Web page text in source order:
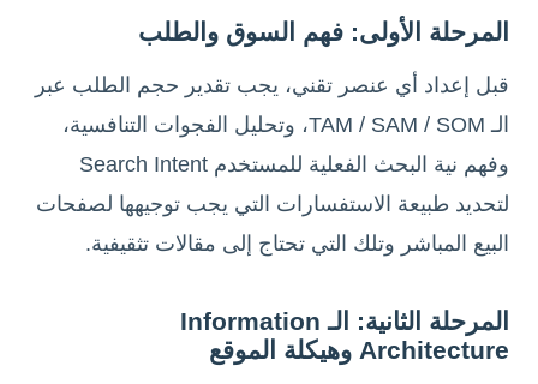
المرحلة الأولى: فهم السوق والطلب
قبل إعداد أي عنصر تقني، يجب تقدير حجم الطلب عبر
الـ TAM / SAM / SOM، وتحليل الفجوات التنافسية،
وفهم نية البحث الفعلية للمستخدم Search Intent
لتحديد طبيعة الاستفسارات التي يجب توجيهها لصفحات
البيع المباشر وتلك التي تحتاج إلى مقالات تثقيفية.
المرحلة الثانية: الـ Information
Architecture وهيكلة الموقع